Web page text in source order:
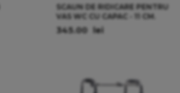
SCAUN DE RIDICARE PENTRU
VAS WC CU CAPAC - 11 CM.
345.00 lei